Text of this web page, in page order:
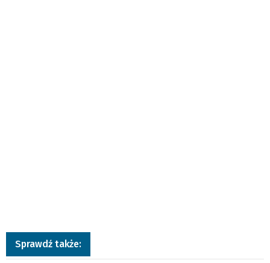
Sprawdź także: